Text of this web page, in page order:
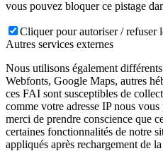
vous pouvez bloquer ce pistage
Cliquer pour autoriser / refuser
Autres services externes
Nous utilisons également
Webfonts, Google Maps, autres
ces FAI sont susceptibles de
comme votre adresse IP nous
merci de prendre conscience que
certaines fonctionnalités de notre
appliqués après rechargement de